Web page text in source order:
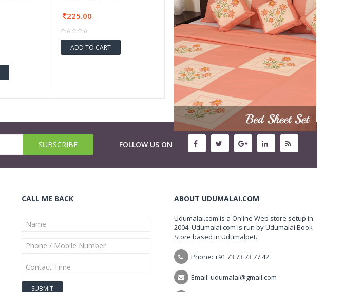
225.00
ADD TO CART
FOLLOW US ON
CALL ME BACK ABOUT UDUMALAI.COM
Udumalai.com is a Online Web store setup in
2004. Udumalai.com is run by Udumalai Book
Store based in Udumalpet.
Phone: +91 73 73 73 77 42
Email: udumalai@gmail.com